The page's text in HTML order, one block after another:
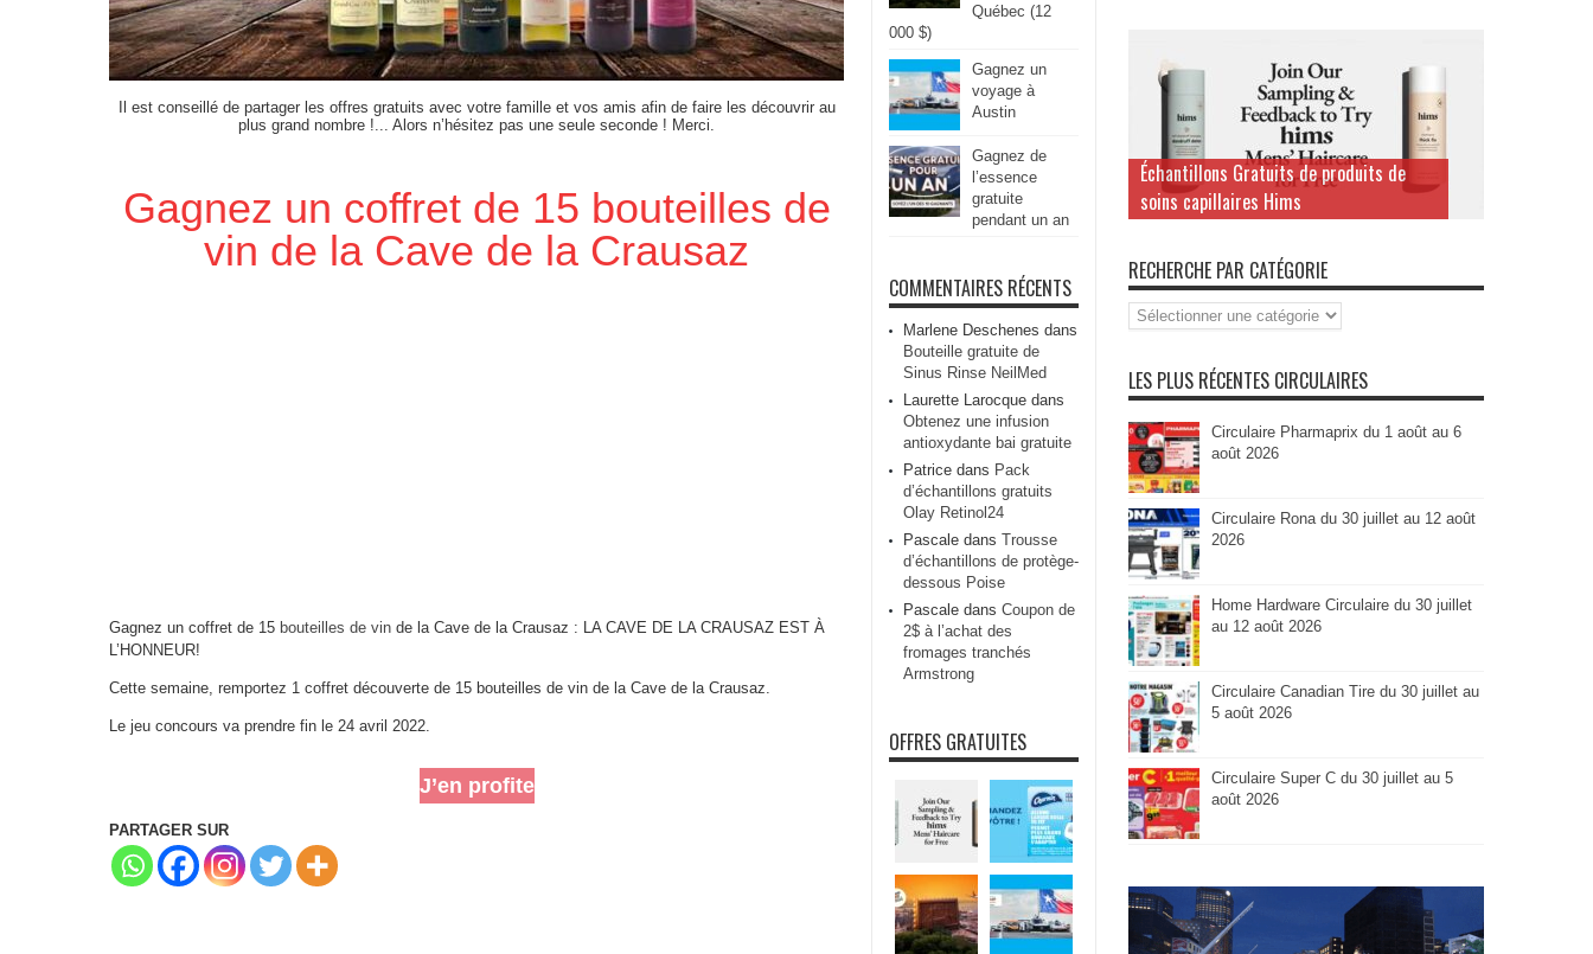
Il est conseillé de partager les offres gratuits avec votre famille et vos amis afin de faire les découvrir au
plus grand nombre !... Alors n’hésitez pas une seule seconde ! Merci.
Gagnez un coffret de 15 bouteilles de
vin de la Cave de la Crausaz
Gagnez un coffret de 15 bouteilles de vin de la Cave de la Crausaz : LA CAVE DE LA CRAUSAZ EST À
L’HONNEUR!
Cette semaine, remportez 1 coffret découverte de 15 bouteilles de vin de la Cave de la Crausaz.
Le jeu concours va prendre fin le 24 avril 2022.
J’en profite
PARTAGER SUR
Québec (12
000 $)
Gagnez un
voyage à
Austin
Gagnez de
l’essence
gratuite
pendant un an
COMMENTAIRES RÉCENTS
Marlene Deschenes dans
Bouteille gratuite de
Sinus Rinse NeilMed
Laurette Larocque dans
Obtenez une infusion
antioxydante bai gratuite
Patrice dans Pack
d’échantillons gratuits
Olay Retinol24
Pascale dans Trousse
d’échantillons de protège-
dessous Poise
Pascale dans Coupon de
2$ à l’achat des
fromages tranchés
Armstrong
OFFRES GRATUITES
Échantillons Gratuits de produits de
soins capillaires Hims
RECHERCHE PAR CATÉGORIE
Recherche
par
LES PLUS RÉCENTES CIRCULAIRES
Circulaire Pharmaprix du 1 août au 6
août 2026
Circulaire Rona du 30 juillet au 12 août
2026
Home Hardware Circulaire du 30 juillet
au 12 août 2026
Circulaire Canadian Tire du 30 juillet au
5 août 2026
Circulaire Super C du 30 juillet au 5
août 2026